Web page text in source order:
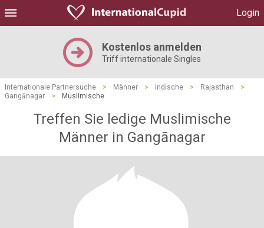
Login
Kostenlos anmelden
Triff internationale Singles
Internationale Partnersuche > Männer > Indische > Rajasthan
>
Gangānagar
> Muslimische
Treffen Sie ledige Muslimische
Männer in Gangānagar